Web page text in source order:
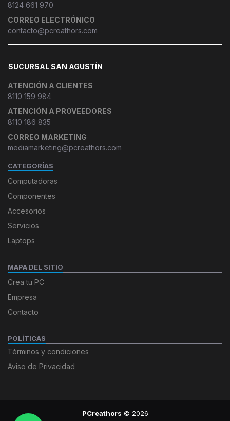
8124 661 970
CORREO ELECTRÓNICO
contacto@pcreathors.com
SUCURSAL SAN AGUSTÍN
ATENCIÓN A CLIENTES
8110 159 984
ATENCIÓN A PROVEEDORES
8110 186 835
CORREO MARKETING
mediamarketing@pcreathors.com
CATEGORÍAS
Computadoras
Componentes
Accesorios
Servicios
Laptops
MAPA DEL SITIO
Crea tu PC
Empresa
Contacto
POLÍTICAS
Términos y condiciones
Aviso de Privacidad
PCreathors © 2026